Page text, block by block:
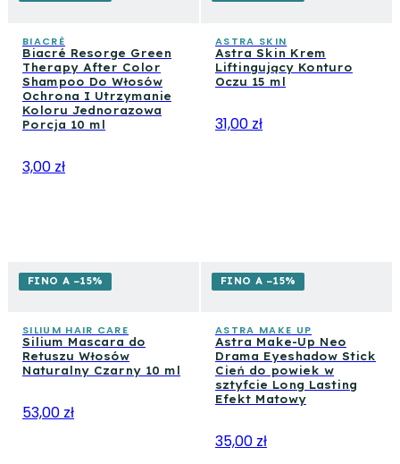
BIACRÈ
Biacré Resorge Green
Therapy After Color
Shampoo Do Włosów
Ochrona I Utrzymanie
Koloru Jednorazowa
Porcja 10 ml
3,00 zł
ASTRA SKIN
Astra Skin Krem
Liftingujący Konturo
Oczu 15 ml
31,00 zł
FINO A −15%
SILIUM HAIR CARE
Silium Mascara do
Retuszu Włosów
Naturalny Czarny 10 ml
53,00 zł
FINO A −15%
ASTRA MAKE UP
Astra Make-Up Neo
Drama Eyeshadow Stick
Cień do powiek w
sztyfcie Long Lasting
Efekt Matowy
35,00 zł